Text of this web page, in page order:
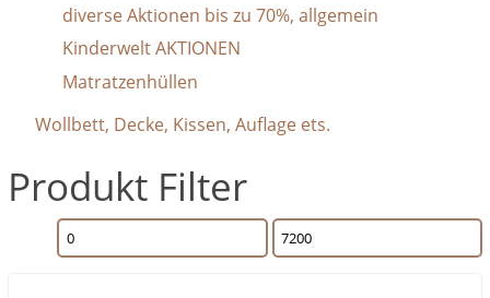
diverse Aktionen bis zu 70%, allgemein
Kinderwelt AKTIONEN
Matratzenhüllen
Wollbett, Decke, Kissen, Auflage ets.
Produkt Filter